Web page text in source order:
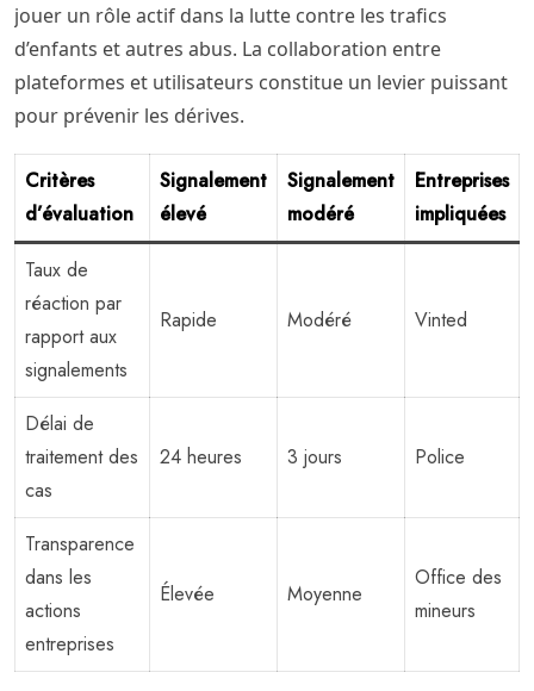
jouer un rôle actif dans la lutte contre les trafics
d’enfants et autres abus. La collaboration entre
plateformes et utilisateurs constitue un levier puissant
pour prévenir les dérives.
Critères
d’évaluation
Signalement
élevé
Signalement
modéré
Entreprises
impliquées
Taux de
réaction par
rapport aux
signalements
Rapide Modéré Vinted
Délai de
traitement des
cas
24 heures 3 jours Police
Transparence
dans les
actions
entreprises
Élevée Moyenne
Office des
mineurs